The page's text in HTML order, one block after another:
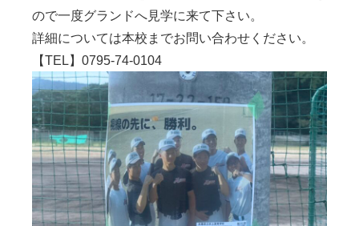
ので一度グランドへ見学に来て下さい。
詳細については本校までお問い合わせください。
【TEL】0795-74-0104